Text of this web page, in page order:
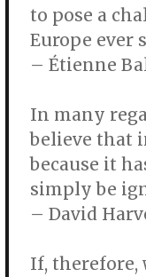
to pose a
Europe ever
– Étienne
In many
believe that
because it
simply be
– David
If, therefore,